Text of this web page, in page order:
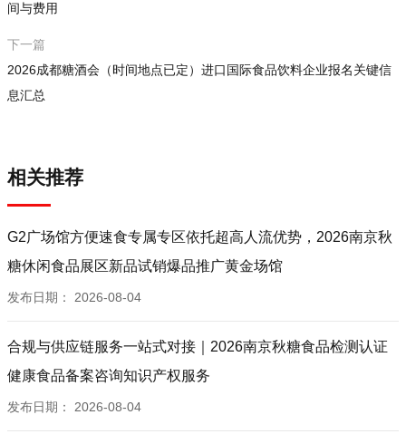
间与费用
下一篇
2026成都糖酒会（时间地点已定）进口国际食品饮料企业报名关键信
息汇总
相关推荐
G2广场馆方便速食专属专区依托超高人流优势，2026南京秋
糖休闲食品展区新品试销爆品推广黄金场馆
发布日期： 2026-08-04
合规与供应链服务一站式对接｜2026南京秋糖食品检测认证
健康食品备案咨询知识产权服务
发布日期： 2026-08-04